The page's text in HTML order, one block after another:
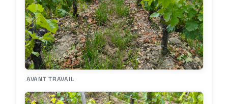
AVANT TRAVAIL